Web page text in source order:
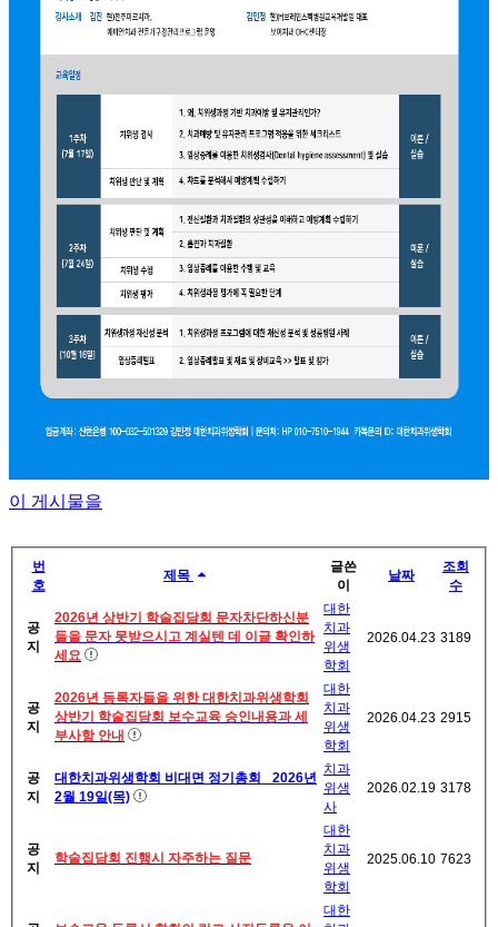
이 게시물을
번
호
제목
글쓴
이
날짜
조회
수
공
지
2026년 상반기 학술집담회 문자차단하신분
들을 문자 못받으시고 계실텐 데 이글 확인하
세요
대한
치과
위생
학회
2026.04.23 3189
공
지
2026년 등록자들을 위한 대한치과위생학회
상반기 학술집담회 보수교육 승인내용과 세
부사항 안내
대한
치과
위생
학회
2026.04.23 2915
공
지
대한치과위생학회 비대면 정기총회_ 2026년
2월 19일(목)
치과
위생
사
2026.02.19 3178
공
지
학술집담회 진행시 자주하는 질문
대한
치과
위생
학회
2025.06.10 7623
대한